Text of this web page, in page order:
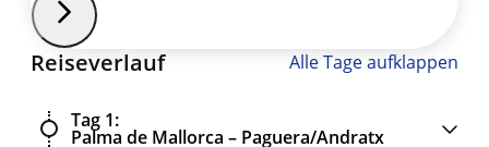
Reiseverlauf Alle Tage aufklappen
Tag 1
Palma de Mallorca – Paguera/Andratx